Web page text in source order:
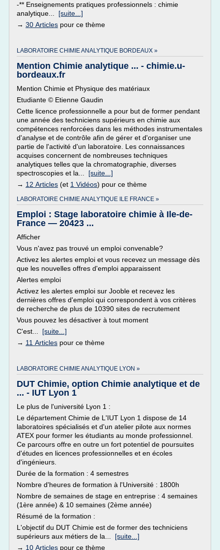
-** Enseignements pratiques professionnels : chimie
analytique... [suite...]
→ 30 Articles pour ce thème
LABORATOIRE CHIMIE ANALYTIQUE BORDEAUX »
Mention Chimie analytique ... - chimie.u-
bordeaux.fr
Mention Chimie et Physique des matériaux
Etudiante © Etienne Gaudin
Cette licence professionnelle a pour but de former pendant
une année des techniciens supérieurs en chimie aux
compétences renforcées dans les méthodes instrumentales
d'analyse et de contrôle afin de gérer et d'organiser une
partie de l'activité d'un laboratoire. Les connaissances
acquises concernent de nombreuses techniques
analytiques telles que la chromatographie, diverses
spectroscopies et la... [suite...]
→ 12 Articles (et 1 Vidéos) pour ce thème
LABORATOIRE CHIMIE ANALYTIQUE ILE FRANCE »
Emploi : Stage laboratoire chimie à Ile-de-
France — 20423 ...
Afficher
Vous n'avez pas trouvé un emploi convenable?
Activez les alertes emploi et vous recevez un message dès
que les nouvelles offres d'emploi apparaissent
Alertes emploi
Activez les alertes emploi sur Jooble et recevez les
dernières offres d'emploi qui correspondent à vos critères
de recherche de plus de 10390 sites de recrutement
Vous pouvez les désactiver à tout moment
C'est... [suite...]
→ 11 Articles pour ce thème
LABORATOIRE CHIMIE ANALYTIQUE LYON »
DUT Chimie, option Chimie analytique et de
... - IUT Lyon 1
Le plus de l'université Lyon 1 :
Le département Chimie de L'IUT Lyon 1 dispose de 14
laboratoires spécialisés et d'un atelier pilote aux normes
ATEX pour former les étudiants au monde professionnel.
Ce parcours offre en outre un fort potentiel de poursuites
d'études en licences professionnelles et en écoles
d'ingénieurs.
Durée de la formation : 4 semestres
Nombre d'heures de formation à l'Université : 1800h
Nombre de semaines de stage en entreprise : 4 semaines
(1ère année) & 10 semaines (2ème année)
Résumé de la formation :
L'objectif du DUT Chimie est de former des techniciens
supérieurs aux métiers de la... [suite...]
→ 10 Articles pour ce thème